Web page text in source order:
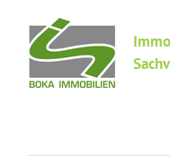
springen